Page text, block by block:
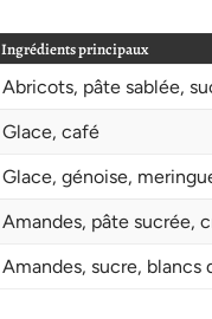
Ingrédients principaux
Abricots, pâte sablée,
Glace, café
Glace, génoise,
Amandes, pâte sucrée,
Amandes, sucre, blancs